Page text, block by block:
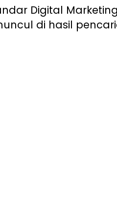
Digital
di hasil